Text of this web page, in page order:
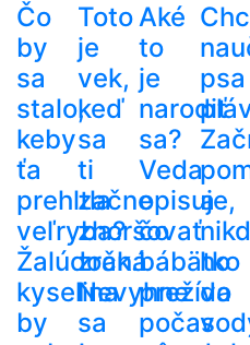
Čo
by
sa
stalo,
keby
ťa
prehltla
veľryba?
Žalúdočná
kyselina
by
Toto
je
vek,
keď
sa
ti
začne
zhoršovať
zrak.
Nevyhne
sa
Aké
to
je
narodiť
sa?
Veda
opisuje,
čo
bábätko
prežíva
počas
psa
a
ho
do